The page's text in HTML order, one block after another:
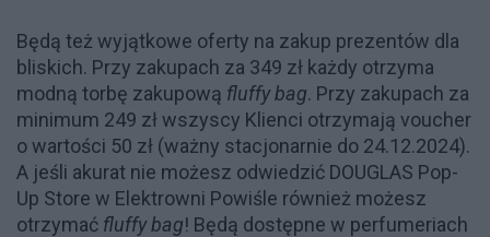
Będą też wyjątkowe oferty na zakup prezentów dla
bliskich. Przy zakupach za 349 zł każdy otrzyma
modną torbę zakupową fluffy bag. Przy zakupach za
minimum 249 zł wszyscy Klienci otrzymają voucher
o wartości 50 zł (ważny stacjonarnie do 24.12.2024).
A jeśli akurat nie możesz odwiedzić DOUGLAS Pop-
Up Store w Elektrowni Powiśle również możesz
otrzymać fluffy bag! Będą dostępne w perfumeriach